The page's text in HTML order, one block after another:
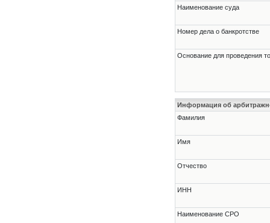
Наименование суда
Номер дела о банкротстве
Основание для проведения
Информация об
Фамилия
Имя
Отчество
ИНН
Наименование СРО